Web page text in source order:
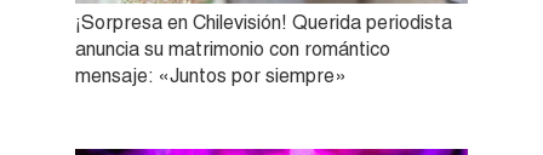
¡Sorpresa en Chilevisión! Querida periodista
anuncia su matrimonio con romántico
mensaje: «Juntos por siempre»